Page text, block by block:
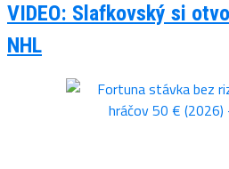
VIDEO: Slafkovský si
NHL